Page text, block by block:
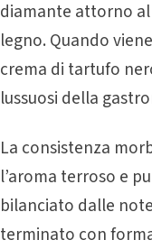
diamante attorno
legno. Quando
crema di tartufo
lussuosi della
La consistenza
l’aroma terroso e
bilanciato dalle
terminato con